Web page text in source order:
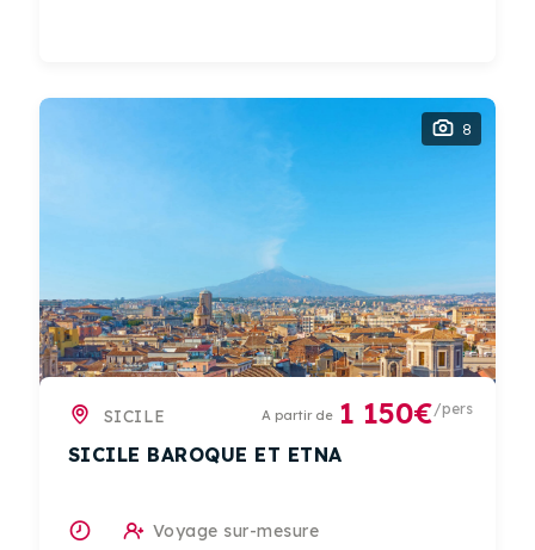
8
SICILE A partir de 1 150€/pers
SICILE BAROQUE ET ETNA
Voyage sur-mesure